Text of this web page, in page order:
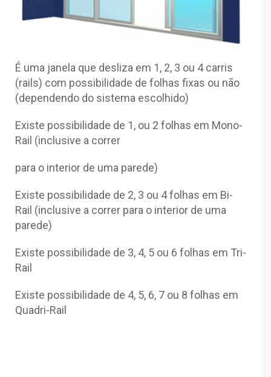
É uma janela que desliza em 1, 2, 3 ou 4 carris
(rails) com possibilidade de folhas fixas ou não
(dependendo do sistema escolhido)
Existe possibilidade de 1, ou 2 folhas em Mono-
Rail (inclusive a correr
para o interior de uma parede)
Existe possibilidade de 2, 3 ou 4 folhas em Bi-
Rail (inclusive a correr para o interior de uma
parede)
Existe possibilidade de 3, 4, 5 ou 6 folhas em Tri-
Rail
Existe possibilidade de 4, 5, 6, 7 ou 8 folhas em
Quadri-Rail